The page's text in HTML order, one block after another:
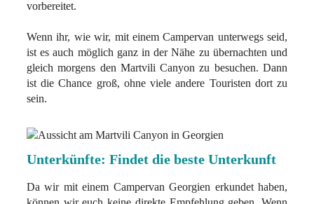
vorbereitet.
Wenn ihr, wie wir, mit einem Campervan unterwegs seid,
ist es auch möglich ganz in der Nähe zu übernachten und
gleich morgens den Martvili Canyon zu besuchen. Dann
ist die Chance groß, ohne viele andere Touristen dort zu
sein.
Unterkünfte: Findet die beste Unterkunft
Da wir mit einem Campervan Georgien erkundet haben,